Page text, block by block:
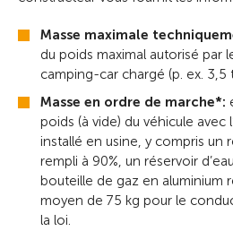
Masse maximale
du poids maximal autorisé par
camping-car chargé (p. ex. 3,5
Masse en ordre de marche*:
poids (à vide) du véhicule avec
installé en usine, y compris un
rempli à 90%, un réservoir
bouteille de gaz en aluminium
moyen de 75 kg pour le
la loi.